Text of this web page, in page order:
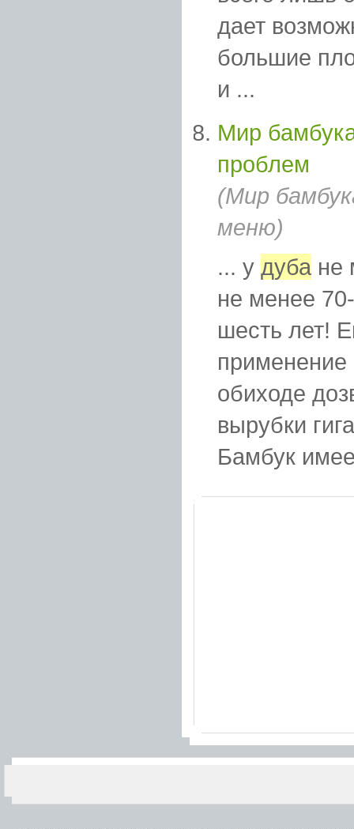
дает
большие
и ...
Мир
проблем
(Мир
меню)
... у дуба не
не менее
шесть лет!
применение
обиходе
вырубки
Бамбук